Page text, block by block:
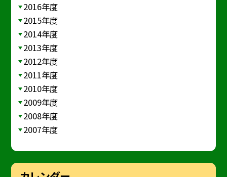
2016年度
2015年度
2014年度
2013年度
2012年度
2011年度
2010年度
2009年度
2008年度
2007年度